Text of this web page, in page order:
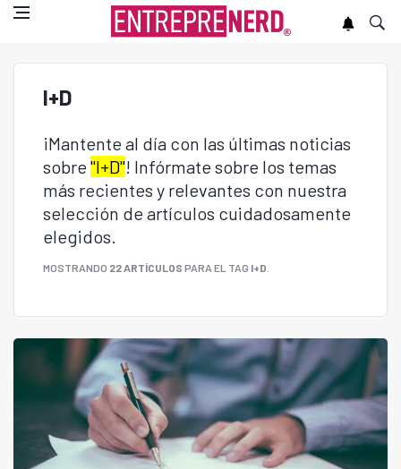
I+D
¡Mantente al día con las últimas noticias
sobre "I+D"! Infórmate sobre los temas
más recientes y relevantes con nuestra
selección de artículos cuidadosamente
elegidos.
MOSTRANDO 22 ARTÍCULOS PARA EL TAG I+D